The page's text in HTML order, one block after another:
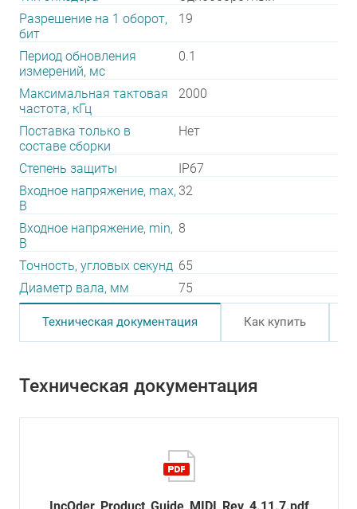
Разрешение на 1 оборот,
бит
19
Период обновления
измерений, мс
0.1
Максимальная тактовая
частота, кГц
2000
Поставка только в
составе сборки
Нет
Степень защиты
IP67
Входное напряжение, max,
В
32
Входное напряжение, min,
В
8
Точность, угловых секунд 65
Диаметр вала, мм
75
Техническая документация Как купить
Техническая документация